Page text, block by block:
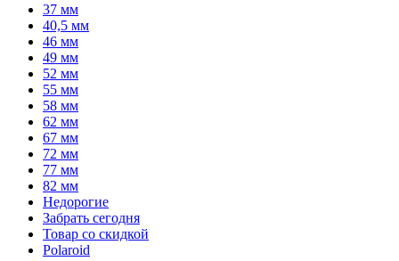
37 мм
40,5 мм
46 мм
49 мм
52 мм
55 мм
58 мм
62 мм
67 мм
72 мм
77 мм
82 мм
Недорогие
Забрать сегодня
Товар со скидкой
Polaroid